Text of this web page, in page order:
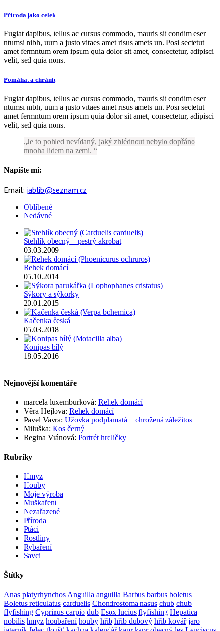
Příroda jako celek
Fugiat dapibus, tellus ac cursus commodo, mauris sit condim eser
ntumsi nibh, uum a justo vitaes amet risus amets un. Posi sectetut
amet fermntum orem ipsum quia dolor sit amet, consectetur, adipisci
velit, sed quia nons.
Pomáhat a chránit
Fugiat dapibus, tellus ac cursus commodo, mauris sit condim eser
ntumsi nibh, uum a justo vitaes amet risus amets un. Posi sectetut
amet fermntum orem ipsum quia dolor sit amet, consectetur, adipisci
velit, sed quia nons.
Je to pohled nevídaný, jaký zhlédnout nebylo dopřáno
mnoha lidem na zemi.
Napište mi:
Email: jablib@seznam.cz
Oblíbené
Nedávné
Stehlík obecný – pestrý akrobat
03.03.2009
Rehek domácí
05.10.2014
Sýkory a sýkorky
20.01.2015
Kačenka česká
05.03.2018
Konipas bílý
18.05.2016
Nejnovější komentáře
marcela luxemburková: Rehek domácí
Věra Hejlova: Rehek domácí
Pavel Vavra: Užovka podplamatá – ohrožená záležitost
Miluška: Kos černý
Regina Vránová: Portrét hrdličky
Rubriky
Hmyz
Houby
Moje výroba
Muškaření
Nezařazené
Příroda
Ptáci
Rostliny
Rybaření
Savci
Štítky
Anas platyrhynchos Anguilla anguilla Barbus barbus boletus
Boletus reticulatus carduelis Chondrostoma nasus chub chub
flyfishing Cyprinus carpio dub Esox lucius flyfishing Hepatica
nobilis hmyz houbaření houby hřib hřib dubový hřib kovář jaro